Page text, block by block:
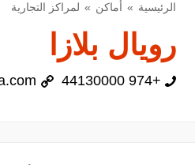
الرئيسية أماكن لمراكز التجارية
رويال بلازا
+974 44130000